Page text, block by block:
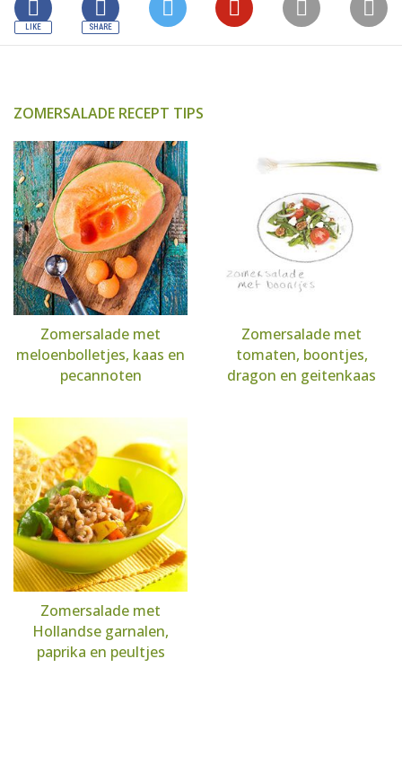
ZOMERSALADE RECEPT TIPS
Zomersalade met
meloenbolletjes, kaas en
pecannoten
Zomersalade met
tomaten, boontjes,
dragon en geitenkaas
Zomersalade met
Hollandse garnalen,
paprika en peultjes